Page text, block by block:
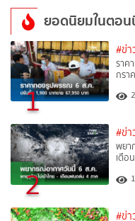
ยอดนิยมในตอ
1
#ข่า
ราค
กรา
2
#ข่า
พยา
เตือ
#ข่า